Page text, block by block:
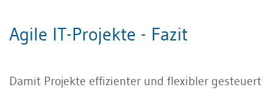
Agile IT-Projekte - Fazit
Damit Projekte effizienter und flexibler gesteuert